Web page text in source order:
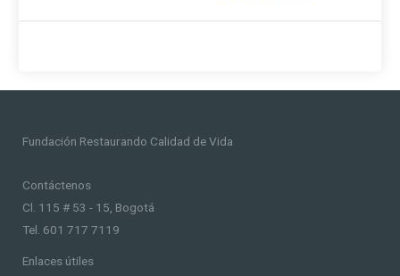
Fundación Restaurando Calidad de Vida
Contáctenos
Cl. 115 # 53 - 15, Bogotá
Tel. 601 717 7119
Enlaces útiles